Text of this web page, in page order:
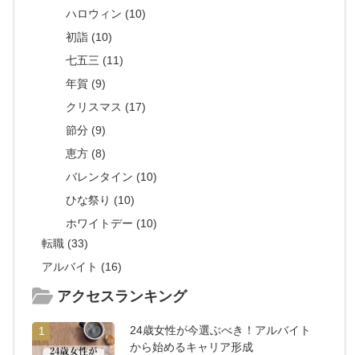
ハロウィン (10)
初詣 (10)
七五三 (11)
年賀 (9)
クリスマス (17)
節分 (9)
恵方 (8)
バレンタイン (10)
ひな祭り (10)
ホワイトデー (10)
転職 (33)
アルバイト (16)
アクセスランキング
1
24歳女性が今選ぶべき！アルバイト
から始めるキャリア形成